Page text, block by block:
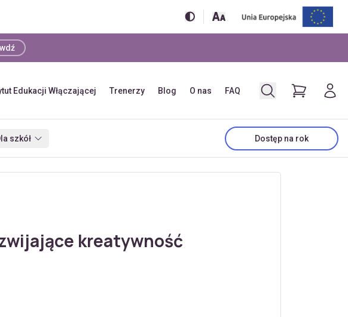
Edukacji Włączającej Trenerzy Blog O nas FAQ
szkół Dostęp na rok
kreatywność